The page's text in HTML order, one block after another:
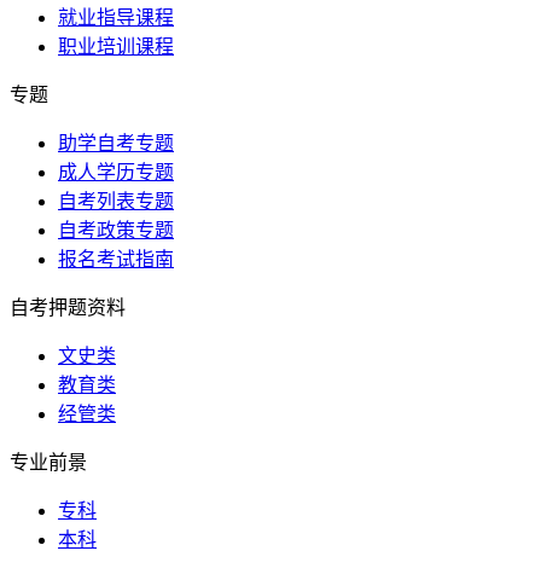
就业指导课程
职业培训课程
专题
助学自考专题
成人学历专题
自考列表专题
自考政策专题
报名考试指南
自考押题资料
文史类
教育类
经管类
专业前景
专科
本科